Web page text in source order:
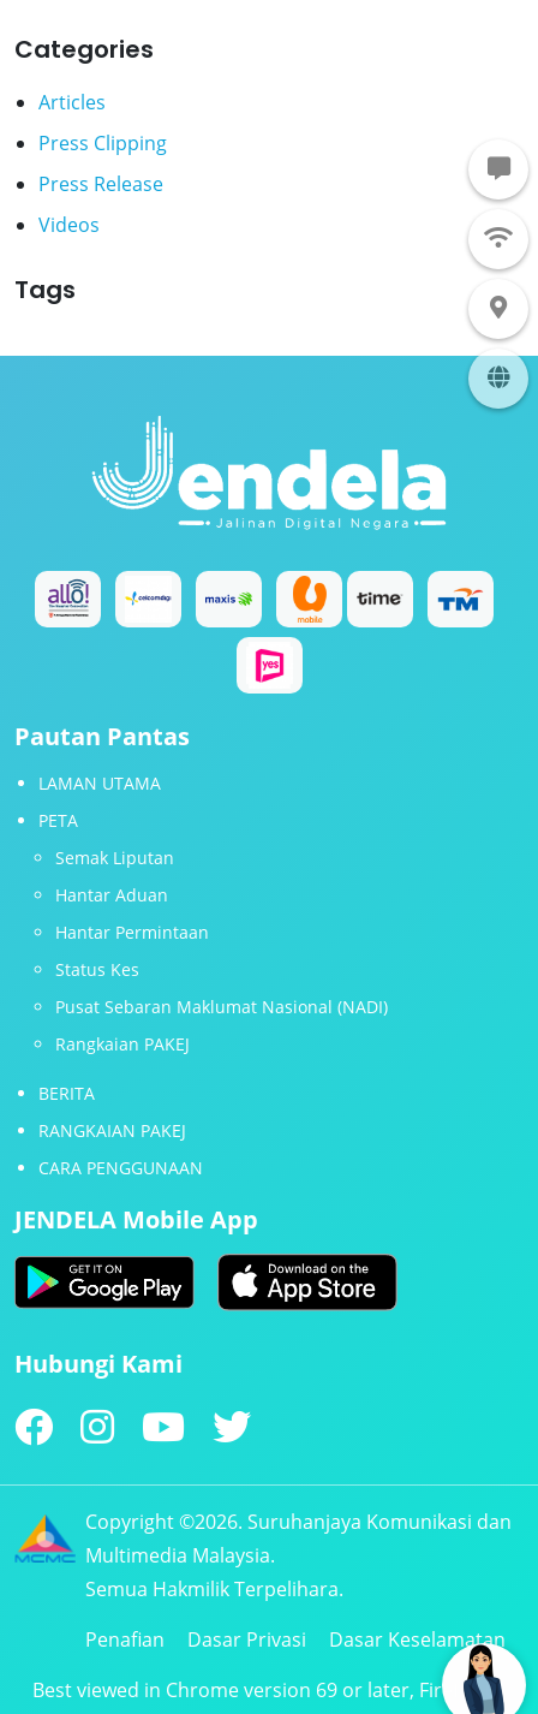
Categories
Articles
Press Clipping
Press Release
Videos
Tags
Pautan Pantas
LAMAN UTAMA
PETA
Semak Liputan
Hantar Aduan
Hantar Permintaan
Status Kes
Pusat Sebaran Maklumat Nasional (NADI)
Rangkaian PAKEJ
BERITA
RANGKAIAN PAKEJ
CARA PENGGUNAAN
JENDELA Mobile App
Hubungi Kami
Copyright ©2026. Suruhanjaya Komunikasi dan
Multimedia Malaysia.
Semua Hakmilik Terpelihara.
Penafian
Dasar Privasi
Dasar Keselamatan
Best viewed in Chrome version 69 or later, Firefox 61